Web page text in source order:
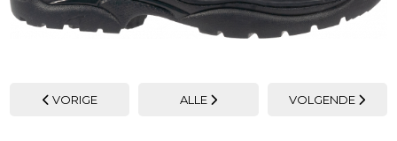
VORIGE ALLE VOLGENDE